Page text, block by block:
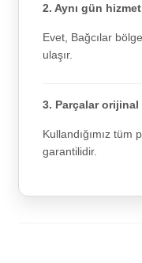
2. Aynı gün
Evet, Bağcılar
ulaşır.
3. Parçalar
Kullandığımız tüm
garantilidir.